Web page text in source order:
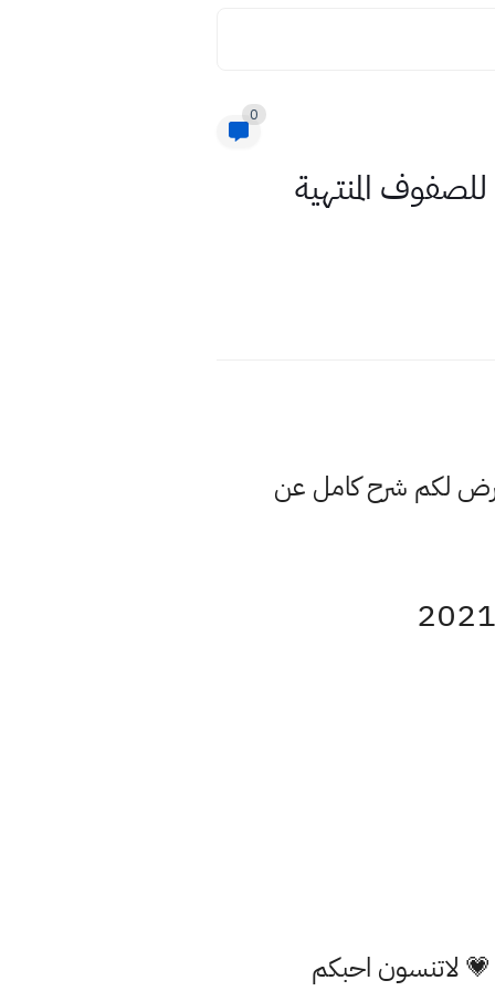
0
المنتهية
لكم شرح كامل عن
لاتنسون احبكم